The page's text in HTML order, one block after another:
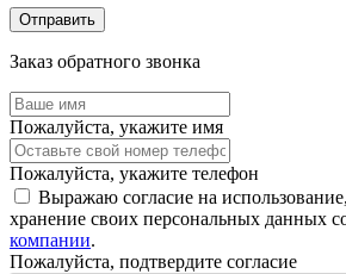
Отправить
Заказ обратного звонка
Пожалуйста, укажите имя
Пожалуйста, укажите телефон
Выражаю согласие на
хранение своих персональных данных
компании.
Пожалуйста, подтвердите согласие